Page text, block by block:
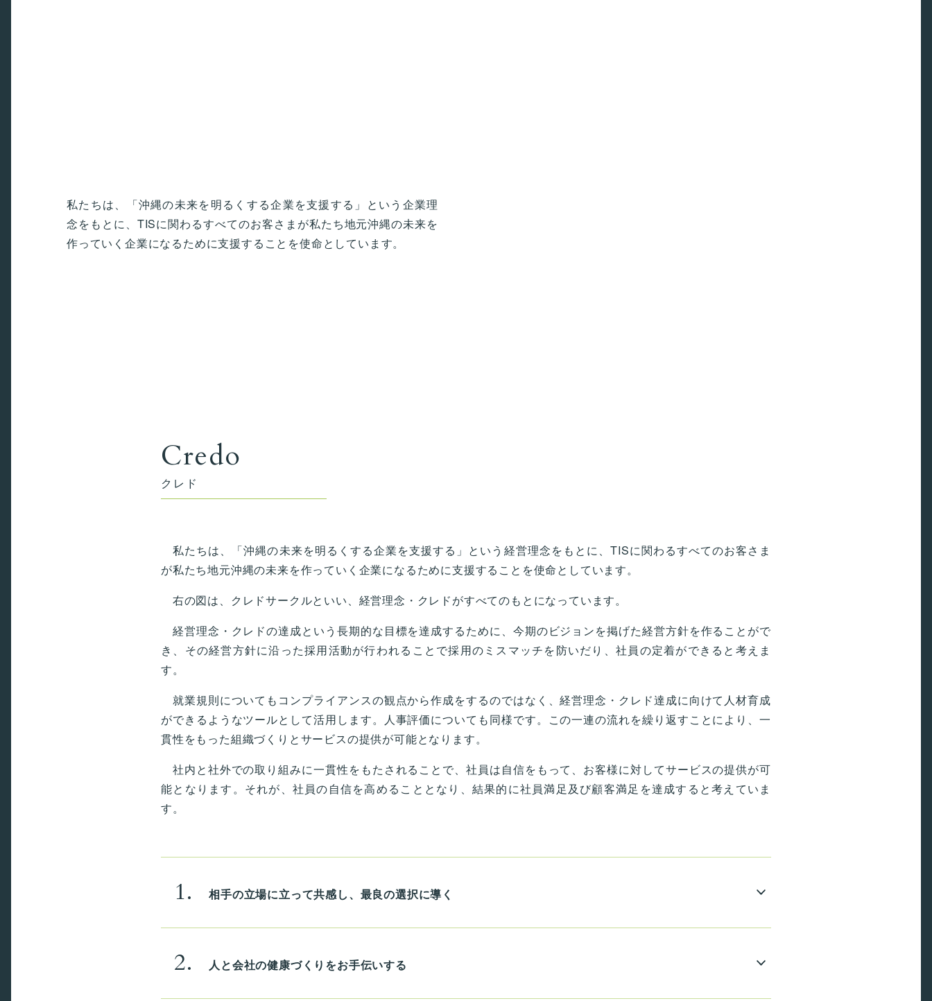
私たちは、「沖縄の未来を明るくする企業を支援する」という企業理
念をもとに、TISに関わるすべてのお客さまが私たち地元沖縄の未来を
作っていく企業になるために支援することを使命としています。
Credo
クレド
私たちは、「沖縄の未来を明るくする企業を支援する」という経営理念をもとに、TISに関わるすべてのお客さま
が私たち地元沖縄の未来を作っていく企業になるために支援することを使命としています。
右の図は、クレドサークルといい、経営理念・クレドがすべてのもとになっています。
経営理念・クレドの達成という長期的な目標を達成するために、今期のビジョンを掲げた経営方針を作ることがで
き、その経営方針に沿った採用活動が行われることで採用のミスマッチを防いだり、社員の定着ができると考えま
す。
就業規則についてもコンプライアンスの観点から作成をするのではなく、経営理念・クレド達成に向けて人材育成
ができるようなツールとして活用します。人事評価についても同様です。この一連の流れを繰り返すことにより、一
貫性をもった組織づくりとサービスの提供が可能となります。
社内と社外での取り組みに一貫性をもたされることで、社員は自信をもって、お客様に対してサービスの提供が可
能となります。それが、社員の自信を高めることとなり、結果的に社員満足及び顧客満足を達成すると考えていま
す。
1. 相手の立場に立って共感し、最良の選択に導く
2. 人と会社の健康づくりをお手伝いする